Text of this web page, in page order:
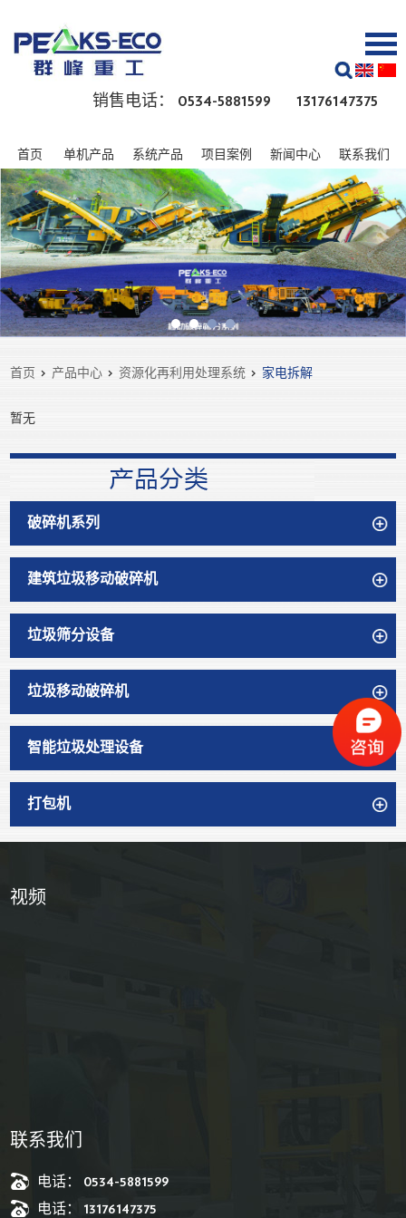
销售电话： 0534-5881599 13176147375
首页 单机产品 系统产品 项目案例 新闻中心 联系我们
首页 > 产品中心 >资源化再利用处理系统 > 家电拆解
暂无
破碎机系列
建筑垃圾移动破碎机
垃圾筛分设备
垃圾移动破碎机
智能垃圾处理设备
打包机
视频
联系我们
电话： 0534-5881599
电话： 13176147375